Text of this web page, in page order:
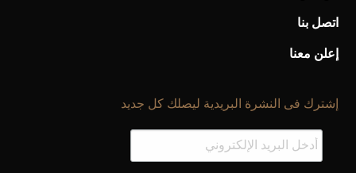
اتصل بنا
إعلن معنا
إشترك فى النشرة البريدية ليصلك كل جديد